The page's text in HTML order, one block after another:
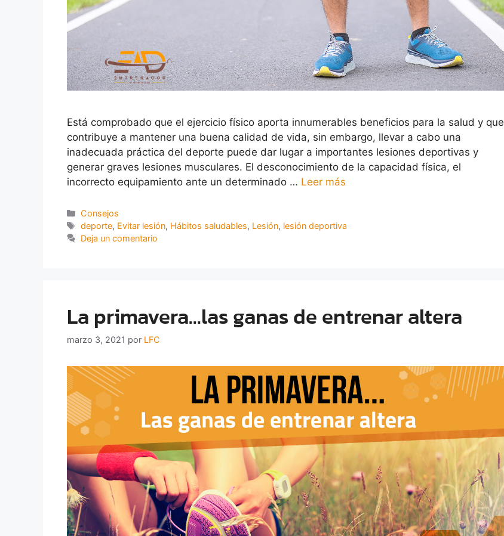
Está comprobado que el ejercicio físico aporta innumerables beneficios para la salud y que
contribuye a mantener una buena calidad de vida, sin embargo, llevar a cabo una
inadecuada práctica del deporte puede dar lugar a importantes lesiones deportivas y
generar graves lesiones musculares. El desconocimiento de la capacidad física, el
incorrecto equipamiento ante un determinado … Leer más
Consejos
deporte, Evitar lesión, Hábitos saludables, Lesión, lesión deportiva
Deja un comentario
La primavera…las ganas de entrenar altera
marzo 3, 2021 por LFC